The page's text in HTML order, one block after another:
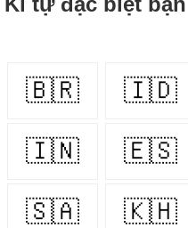
🇧🇷 🇮🇩
🇮🇳 🇪🇸
🇸🇦 🇰🇭